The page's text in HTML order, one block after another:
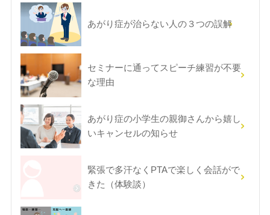
あがり症が治らない人の３つの誤解
セミナーに通ってスピーチ練習が不要
な理由
あがり症の小学生の親御さんから嬉し
いキャンセルの知らせ
緊張で多汗なくPTAで楽しく会話がで
きた（体験談）